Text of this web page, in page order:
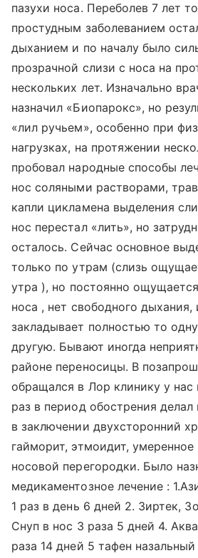
пазухи носа. Переболев 7 лет
простудным заболеванием
дыханием и по началу было
прозрачной слизи с носа на
нескольких лет. Изначально
назначил «Биопарокс», но
«лил ручьем», особенно при
нагрузках, на протяжении
пробовал народные способы
нос соляными растворами,
капли цикламена выделения
нос перестал «лить», но
осталось. Сейчас основное
только по утрам (слизь
утра ), но постоянно
носа , нет свободного дыхания,
закладывает полностью то
другую. Бывают иногда
районе переносицы. В
обращался в Лор клинику у нас
раз в период обострения делал
в заключении двухсторонний
гайморит, этмоидит, умеренное
носовой перегородки. Было
медикаментозное лечение :
1 раз в день 6 дней 2. Зиртек,
Снуп в нос 3 раза 5 дней 4.
раза 14 дней 5 тафен